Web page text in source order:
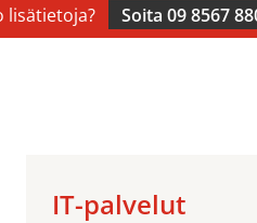
lisätietoja? Soita 09 8567
IT-palvelut